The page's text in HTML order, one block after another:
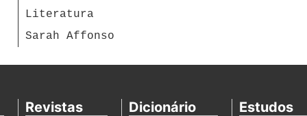
Literatura
Sarah Affonso
Revistas Dicionário Estudos